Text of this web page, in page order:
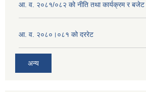
आ. व. २०८१/०८२ को नीति तथा कार्यक्रम र बजेट
आ. व. २०८०।०८१ को दररेट
अन्य